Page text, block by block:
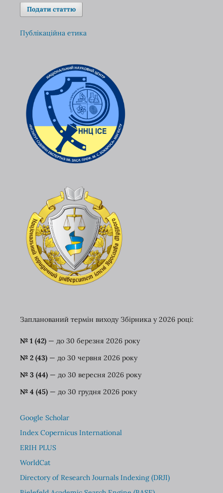
Подати статтю
Публікаційна етика
Запланований термін виходу Збірника у 2026 році:
№ 1 (42)— до 30 березня 2026 року
№ 2 (43)— до 30 червня 2026 року
№ 3 (44)— до 30 вересня 2026 року
№ 4 (45)— до 30 грудня 2026 року
Google Scholar
Index Copernicus International
ERIH PLUS
WorldCat
Directory of Research Journals Indexing (DRJI)